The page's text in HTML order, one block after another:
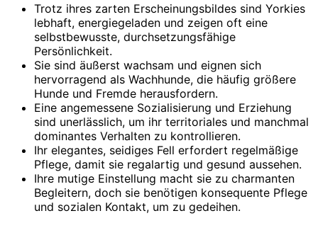
Trotz ihres zarten Erscheinungsbildes sind Yorkies
lebhaft, energiegeladen und zeigen oft eine
selbstbewusste, durchsetzungsfähige
Persönlichkeit.
Sie sind äußerst wachsam und eignen sich
hervorragend als Wachhunde, die häufig größere
Hunde und Fremde herausfordern.
Eine angemessene Sozialisierung und Erziehung
sind unerlässlich, um ihr territoriales und manchmal
dominantes Verhalten zu kontrollieren.
Ihr elegantes, seidiges Fell erfordert regelmäßige
Pflege, damit sie regalartig und gesund aussehen.
Ihre mutige Einstellung macht sie zu charmanten
Begleitern, doch sie benötigen konsequente Pflege
und sozialen Kontakt, um zu gedeihen.